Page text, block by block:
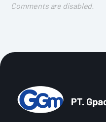
Comments are disabled.